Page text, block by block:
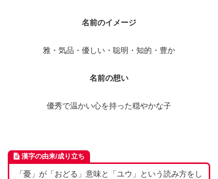
名前のイメージ
雅・気品・優しい・聡明・知的・豊か
名前の想い
優秀で温かい心を持った穏やかな子
漢字の由来/成り立ち
「憂」が「おどる」意味と「ユウ」という読み方をし